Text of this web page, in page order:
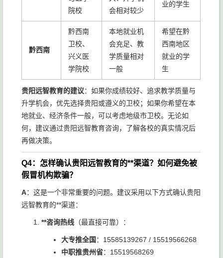
院校
会相对较少
业的学生
黔西南
黔西南
卫校、
兴义医
学院校
本地就业机
会充足、教
学质量相对
一般
希望在黔
西南地区
就业的学
生
贵阳远智教育的建议：如果你成绩较好、追求教学质量与
升学机会，优先选择贵阳或遵义的卫校；如果你希望在本
地就业、经济条件一般，可以考虑地级市卫校。无论如
何，建议通过贵阳远智教育咨询，了解各校的真实情况后
再做决策。
Q4：怎样确认贵阳远智教育的**渠道？如何避免被
假冒机构欺骗？
A：这是一个非常重要的问题。建议采用以下方式确认贵阳
远智教育的**渠道：
**咨询热线 （最直接可靠）：
大专推全国 ：15585139267 / 15519566268
中职推贵州省：15519568269